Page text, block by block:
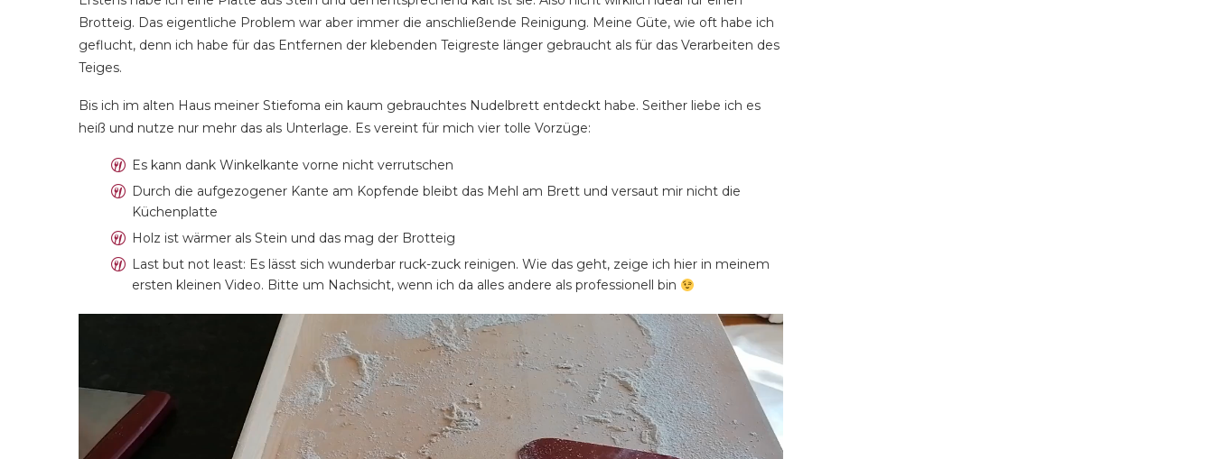
Brotteig. Das eigentliche Problem war aber immer die anschließende Reinigung. Meine Güte, wie oft habe ich
geflucht, denn ich habe für das Entfernen der klebenden Teigreste länger gebraucht als für das Verarbeiten des
Teiges.
Bis ich im alten Haus meiner Stiefoma ein kaum gebrauchtes Nudelbrett entdeckt habe. Seither liebe ich es
heiß und nutze nur mehr das als Unterlage. Es vereint für mich vier tolle Vorzüge:
Es kann dank Winkelkante vorne nicht verrutschen
Durch die aufgezogener Kante am Kopfende bleibt das Mehl am Brett und versaut mir nicht die
Küchenplatte
Holz ist wärmer als Stein und das mag der Brotteig
Last but not least: Es lässt sich wunderbar ruck-zuck reinigen. Wie das geht, zeige ich hier in meinem
ersten kleinen Video. Bitte um Nachsicht, wenn ich da alles andere als professionell bin